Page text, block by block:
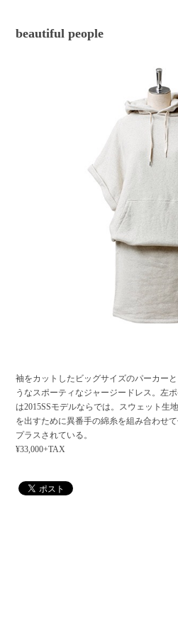
beautiful people
袖をカットしたビッグサイズのパーカー
うなスポーティなジャージードレス。左
は2015SSモデルならでは。スウェット生
を出すために異番手の綿糸を組み合わせ
プラスされている。
¥33,000+TAX